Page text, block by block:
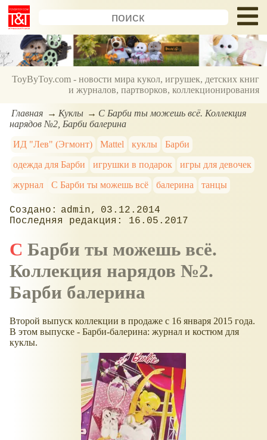
ToyByToy.com - новости мира кукол, игрушек, детских книг
и журналов, партворков, коллекционирования
Главная Куклы
С Барби ты можешь всё. Коллекция
нарядов №2, Барби балерина
ИД "Лев" (Эгмонт)
Mattel куклы
Барби
одежда для Барби
игрушки в подарок
игры для девочек
журнал
С Барби ты можешь всё балерина танцы
admin
03.12.2014
16.05.2017
С Барби ты можешь всё.
Коллекция нарядов №2.
Барби балерина
Второй выпуск коллекции в продаже с 16 января 2015 года.
В этом выпуске - Барби-балерина: журнал и костюм для
куклы.